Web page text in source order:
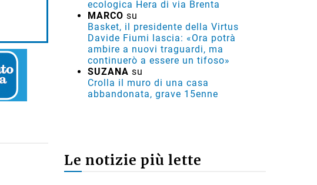
ecologica Hera di via Brenta
MARCO su
Basket, il presidente della Virtus
Davide Fiumi lascia: «Ora potrà
ambire a nuovi traguardi, ma
continuerò a essere un tifoso»
SUZANA su
Crolla il muro di una casa
abbandonata, grave 15enne
Le notizie più lette